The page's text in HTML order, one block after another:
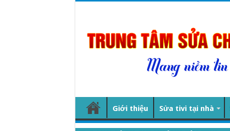
Giới thiệu Sửa tivi tại nhà